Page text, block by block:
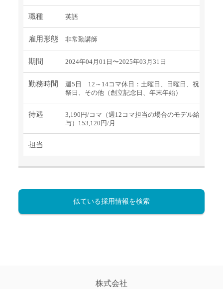
職種 英語
雇用形態 非常勤講師
期間 2024年04月01日〜2025年03月31日
勤務時間
週5日 12～14コマ休日：土曜日、日曜日、祝
祭日、その他（創立記念日、年末年始）
待遇
3,190円/コマ（週12コマ担当の場合のモデル給
与）153,120円/月
担当
似ている採用情報を検索
株式会社